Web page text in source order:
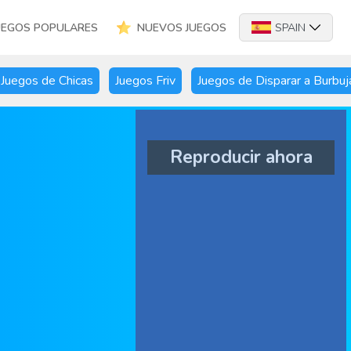
POPULARES NUEVOS JUEGOS SPAIN
Juegos de Chicas Juegos Friv Juegos de Disparar a
Reproducir ahora